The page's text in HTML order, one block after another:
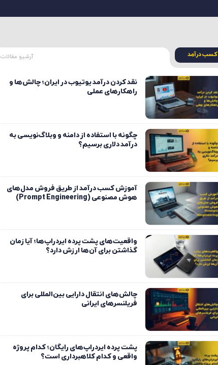
کسب درآمد آرشیو مقالات
نقد کردن درآمد یوتیوب در ایران؛ چالش‌ها و
راهکارهای عملی
چگونه با استفاده از دامنه و وبلاگ‌نویسی به
درآمد دلاری برسیم؟
آموزش کسب درآمد از طریق فروش مدل‌های
هوش مصنوعی (Prompt Engineering)
واقعیت‌های پشت پرده ایردراپ‌ها؛ آیا زمان
گذاشتن برای آن‌ها ارزش دارد؟
چالش‌های انتقال دارایی بین‌المللی برای
فریلنسرهای ایرانی
پشت پرده ایردراپ‌های رایگان؛ کدام پروژه
واقعی و کدام کلاهبرداری است؟